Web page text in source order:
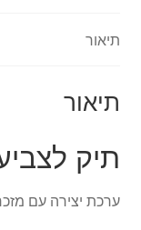
תיאור
תיאור
תיק
ערכת יצירה עם